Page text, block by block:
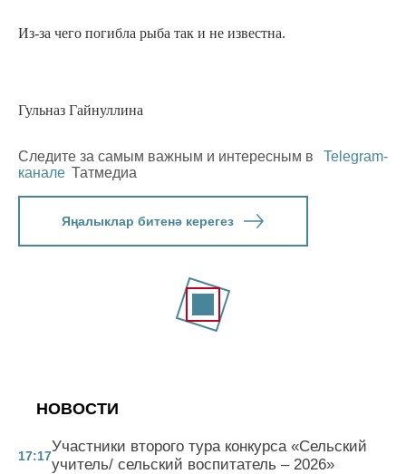
Из-за чего погибла рыба так и не известна.
Гульназ Гайнуллина
Следите за самым важным и интересным в
Telegram-
канале Татмедиа
Яңалыклар битенә керегез
НОВОСТИ
17:17
Участники второго тура конкурса «Сельский
учитель/ сельский воспитатель – 2026»